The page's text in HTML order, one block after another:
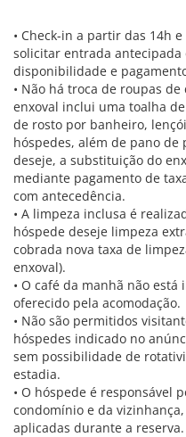
• Check-in a partir das 14h
solicitar entrada
disponibilidade e
• Não há troca de roupas
enxoval inclui uma toalha
de rosto por banheiro,
hóspedes, além de pano de
deseje, a substituição do
mediante pagamento de
com antecedência.
• A limpeza inclusa é
hóspede deseje limpeza
cobrada nova taxa de
enxoval).
• O café da manhã não
oferecido pela acomodação.
• Não são permitidos
hóspedes indicado no
sem possibilidade de
estadia.
• O hóspede é responsável
condomínio e da
aplicadas durante a reserva.